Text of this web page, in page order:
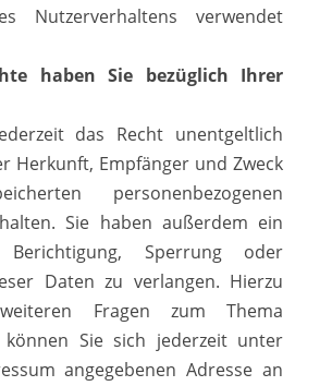
Nutzerverhaltens verwendet
haben Sie bezüglich Ihrer
das Recht unentgeltlich
Herkunft, Empfänger und Zweck
personenbezogenen
Sie haben außerdem ein
Sperrung oder
Daten zu verlangen. Hierzu
Fragen zum Thema
können Sie sich jederzeit unter
angegebenen Adresse an